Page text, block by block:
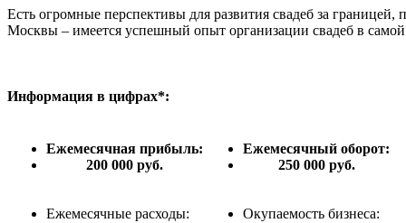
Есть огромные перспективы для развития свадеб за
Москвы – имеется успешный опыт организации свадеб в
Информация в цифрах*:
Ежемесячная прибыль:
200 000 руб.
Ежемесячный оборот:
250 000 руб.
Ежемесячные расходы:
Окупаемость бизнеса: